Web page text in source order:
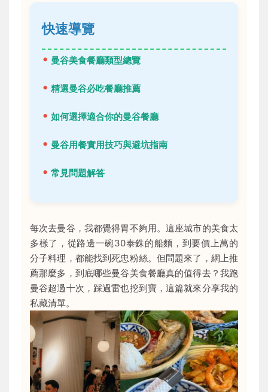
快速導覽
曼谷美食餐廳類型總覽
精選曼谷必吃餐廳推薦
如何選擇適合你的曼谷餐廳
曼谷用餐實用技巧與避坑指南
常見問題解答
每次去曼谷，我都覺得胃不夠用。這座城市的美食太
多樣了，從路邊一碗30泰銖的船麵，到要價上萬的
分子料理，都能找到死忠粉絲。但問題來了，網上推
薦那麼多，到底哪些曼谷美食餐廳真的值得去？我跑
曼谷超過十次，踩過雷也挖到寶，這篇就來分享我的
私藏清單。